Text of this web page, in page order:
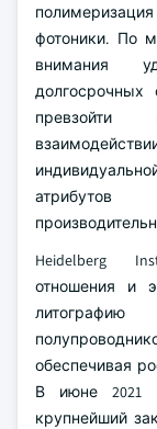
фотоники. По
внимания
долгосрочных
превзойти
атрибутов
Heidelberg
отношения и
литографию
обеспечивая
В июне 2021
крупнейший